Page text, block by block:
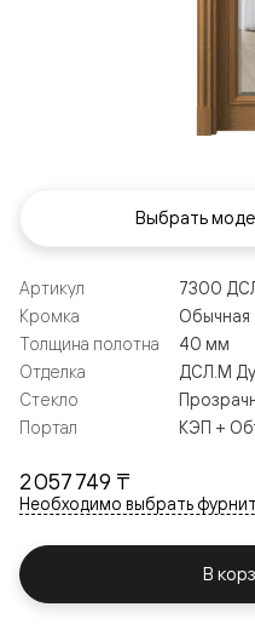
2 057 749 ₸
Необходимо выбрать
В
Артикул
7300
Кромка
Обычная
Толщина полотна
40 мм
Отделка
ДСЛ.М
Стекло
Портал
КЭП +
Выбрать